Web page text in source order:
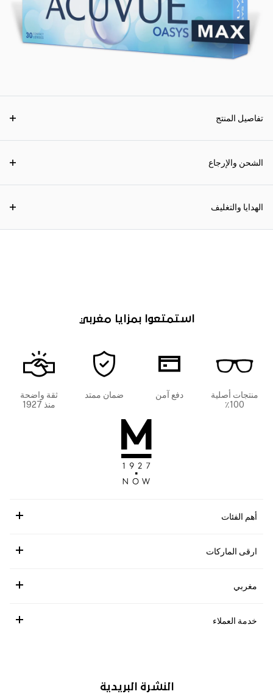
تفاصيل المنتج
الشحن والإرجاع
الهدايا والتغليف
استمتعوا بمزايا مغربي
منتجات أصلية
100٪
دفع آمن ضمان ممتد
ثقة واضحة
منذ 1927
أهم الفئات
ارقى الماركات
مغربي
خدمة العملاء
النشرة البريدية